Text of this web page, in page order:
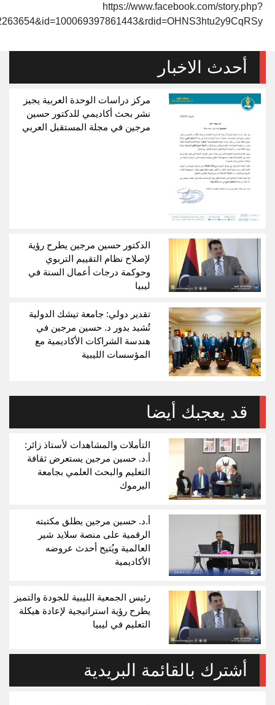
https://www.facebook.com/story.php?
أحدث الاخبار
مركز دراسات الوحدة العربية يجيز
نشر بحث أكاديمي للدكتور حسين
مرجين في مجلة المستقبل العربي
الدكتور حسين مرجين يطرح رؤية
لإصلاح نظام التقييم التربوي
وحوكمة درجات أعمال السنة في
ليبيا
تقدير دولي: جامعة تيشك الدولية
تُشيد بدور د. حسين مرجين في
هندسة الشراكات الأكاديمية مع
المؤسسات الليبية
قد يعجبك أيضا
التأملات والمشاهدات لأستاذ زائر:
أ.د. حسين مرجين يستعرض ثقافة
التعليم والبحث العلمي بجامعة
اليرموك
أ.د. حسين مرجين يطلق مكتبته
الرقمية على منصة سلايد شير
العالمية ويُتيح أحدث عروضه
الأكاديمية
رئيس الجمعية الليبية للجودة والتميز
يطرح رؤية استراتيجية لإعادة هيكلة
التعليم في ليبيا
أشترك بالقائمة البريدية